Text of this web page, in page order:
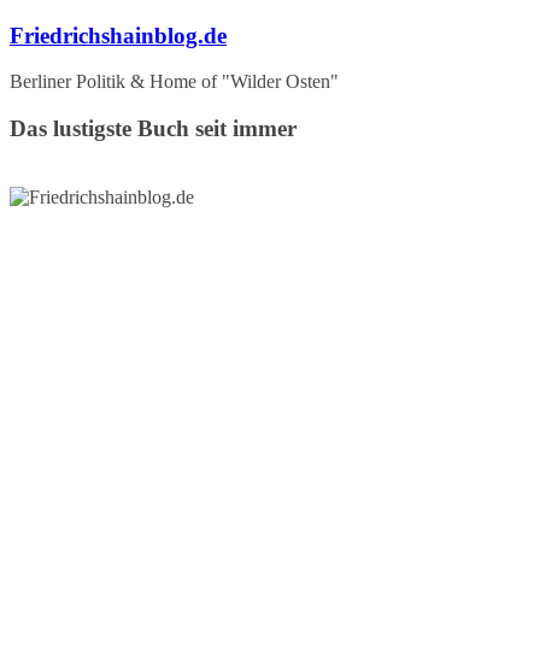
Zum
springen
Friedrichshainblog.de
Berliner Politik & Home of "Wilder Osten"
Das lustigste Buch seit immer